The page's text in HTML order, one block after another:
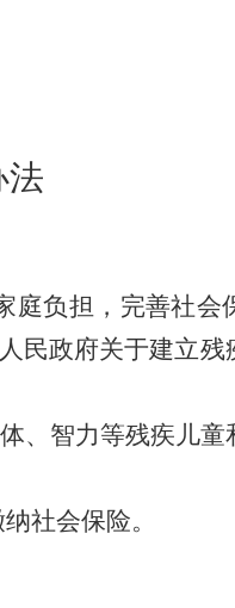
法
庭负担，完善社会
民政府关于建立残
、智力等残疾儿童
社会保险。